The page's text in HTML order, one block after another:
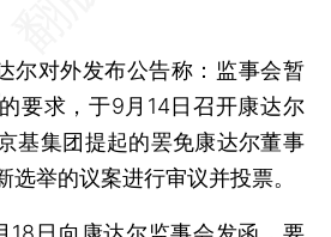
对外发布公告称：监事会暂
要求，于9月14日召开康达尔
基集团提起的罢免康达尔董事
选举的议案进行审议并投票。